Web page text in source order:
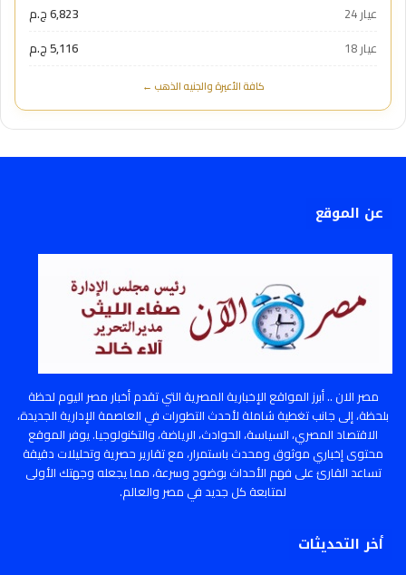
عيار 24
6,823 ج.م
عيار 18
5,116 ج.م
كافة الأعيرة والجنيه الذهب ←
عن الموقع
مصر الان .. أبرز المواقع الإخبارية المصرية التي تقدم أخبار مصر اليوم لحظة
بلحظة، إلى جانب تغطية شاملة لأحدث التطورات في العاصمة الإدارية الجديدة،
الاقتصاد المصري، السياسة، الحوادث، الرياضة، والتكنولوجيا. يوفر الموقع
محتوى إخباري موثوق ومحدث باستمرار، مع تقارير حصرية وتحليلات دقيقة
تساعد القارئ على فهم الأحداث بوضوح وسرعة، مما يجعله وجهتك الأولى
لمتابعة كل جديد في مصر والعالم.
أخر التحديثات